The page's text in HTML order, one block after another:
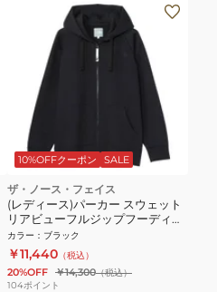
10%OFFクーポン SALE
ザ・ノース・フェイス
(レディース)パーカー スウェット
リアビューフルジップフーディ
NTW12442 KK
カラー ： ブラック
￥11,440 （税込）
20%OFF ￥14,300（税込）
104ポイント